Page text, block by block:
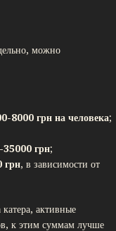
можно
8000 грн на человека;
35000 грн;
грн, в зависимости от
активные
к этим суммам лучше